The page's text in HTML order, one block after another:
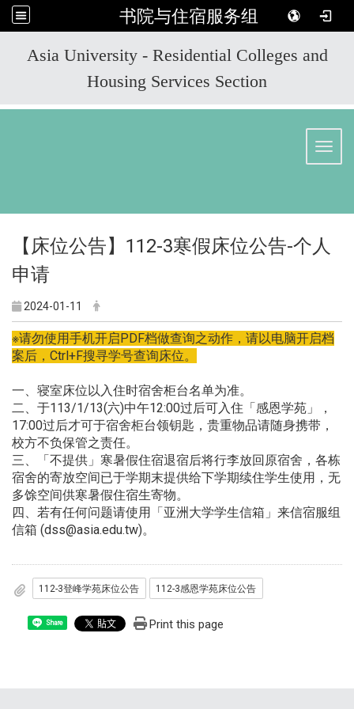
书院与住宿服务组
Asia University - Residential Colleges and
Housing Services Section
【床位公告】112-3寒假床位公告-个人
申请
2024-01-11
※请勿使用手机开启PDF档做查询之动作，请以电脑开启档
案后，Ctrl+F搜寻学号查询床位。
一、寝室床位以入住时宿舍柜台名单为准。
二、于113/1/13(六)中午12:00过后可入住「感恩学苑」，
17:00过后才可于宿舍柜台领钥匙，贵重物品请随身携带，
校方不负保管之责任。
三、「不提供」寒暑假住宿退宿后将行李放回原宿舍，各栋
宿舍的寄放空间已于学期末提供给下学期续住学生使用，无
多馀空间供寒暑假住宿生寄物。
四、若有任何问题请使用「亚洲大学学生信箱」来信宿服组
信箱 (dss@asia.edu.tw)。
112-3登峰学苑床位公告 112-3感恩学苑床位公告
Share Print this page